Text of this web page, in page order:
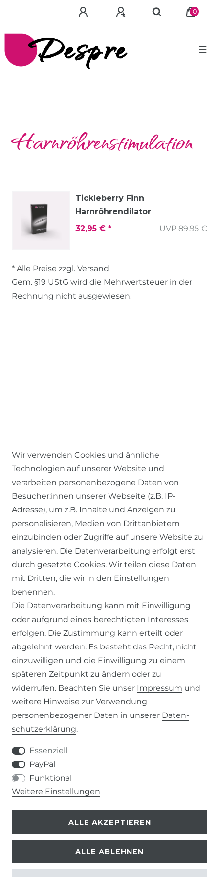
0
☰
Harnröhrenstimulation
Tickleberry Finn
Harnröhrendilator
UVP 89,95 €
32,95 € *
* Alle Preise zzgl. Versand
Gem. §19 UStG wird die Mehrwertsteuer in der
Rechnung nicht ausgewiesen.
RECHTLICHES
AGB
WIDERRUFSRECHT
DATENSCHUTZERKLÄRUNG
IMPRESSUM
SERVICE
ZAHLUNG & VERSAND
KONTAKT
VERTRAG WIDERRUFEN
KONTAKT
+49 (0) 9453 / 302130
info@despre.de
© 2026 Despre| Design by neoprisma
Wir verwenden Cookies und ähnliche
Technologien auf unserer Website und
verarbeiten personenbezogene Daten von
Besucher:innen unserer Webseite (z.B. IP-
Adresse), um z.B. Inhalte und Anzeigen zu
personalisieren, Medien von Drittanbietern
einzubinden oder Zugriffe auf unsere Website zu
analysieren. Die Datenverarbeitung erfolgt erst
durch gesetzte Cookies. Wir teilen diese Daten
mit Dritten, die wir in den Einstellungen
benennen.
Die Datenverarbeitung kann mit Einwilligung
oder aufgrund eines berechtigten Interesses
erfolgen. Die Zustimmung kann erteilt oder
abgelehnt werden. Es besteht das Recht, nicht
einzuwilligen und die Einwilligung zu einem
späteren Zeitpunkt zu ändern oder zu
widerrufen. Beachten Sie unser Impressum und
weitere Hinweise zur Verwendung
personenbezogener Daten in unserer Daten­
schutz­erklärung.
Essenziell
PayPal
Funktional
Weitere Einstellungen
ALLE AKZEPTIEREN
ALLE ABLEHNEN